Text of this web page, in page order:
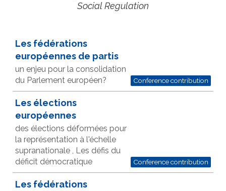
Social Regulation
Les fédérations
européennes de partis
un enjeu pour la consolidation
du Parlement européen?
Conference contribution
Les élections
européennes
des élections déformées pour
la représentation à l'échelle
supranationale , Les défis du
déficit démocratique
Conference contribution
Les fédérations